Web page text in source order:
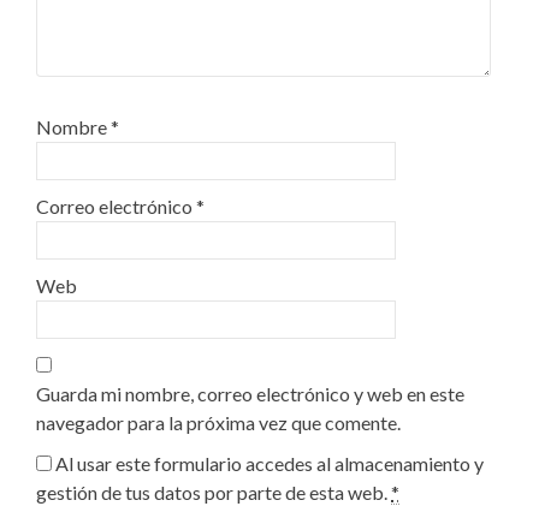
Nombre*
Correo electrónico *
Web
Guarda mi nombre, correo electrónico y web en este
navegador para la próxima vez que comente.
Al usar este formulario accedes al almacenamiento y
gestión de tus datos por parte de esta web. *